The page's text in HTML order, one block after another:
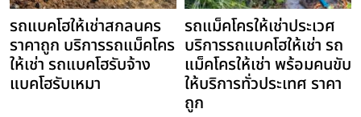
รถแบคโฮให้เช่าสกลนคร
ราคาถูก บริการรถแม็คโคร
ให้เช่า รถแบคโฮรับจ้าง
แบคโฮรับเหมา
รถแม็คโครให้เช่าประเวศ
บริการรถแบคโฮให้เช่า รถ
แม็คโครให้เช่า พร้อมคนขับ
ให้บริการทั่วประเทศ ราคา
ถูก